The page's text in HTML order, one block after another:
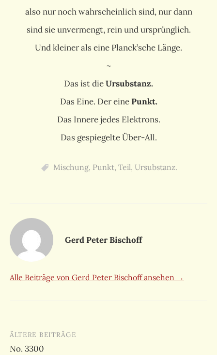
also nur noch wahrscheinlich sind, nur dann
sind sie unvermengt, rein und ursprünglich.
Und kleiner als eine Planck’sche Länge.
~
Das ist dieUrsubstanz.
Das Eine. Der einePunkt.
Das Innere jedes Elektrons.
Das gespiegelte Über-All.
Mischung, Punkt, Teil, Ursubstanz.
Gerd Peter Bischoff
Alle Beiträge von Gerd Peter Bischoff ansehen →
Beitragsnavigation
ÄLTERE BEITRÄGE
No. 3300